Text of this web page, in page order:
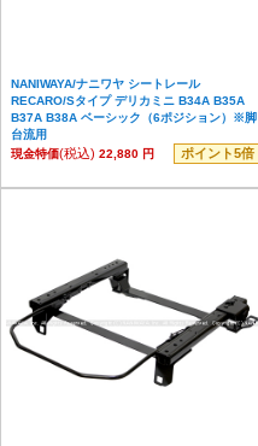
NANIWAYA/ナニワヤ シートレール
RECARO/Sタイプ デリカミニ B34A B35A
B37A B38A ベーシック（6ポジション）※脚
台流用
現金特価(税込) 22,880 円 ポイント5倍